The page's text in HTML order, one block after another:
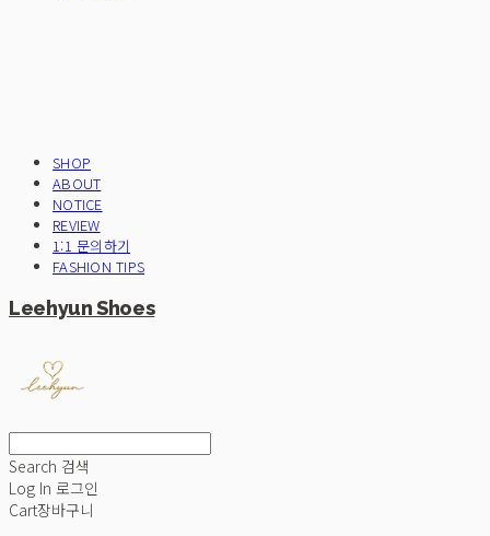
SHOP
ABOUT
NOTICE
REVIEW
1:1 문의하기
FASHION TIPS
Leehyun Shoes
Search 검색
Log In 로그인
Cart장바구니